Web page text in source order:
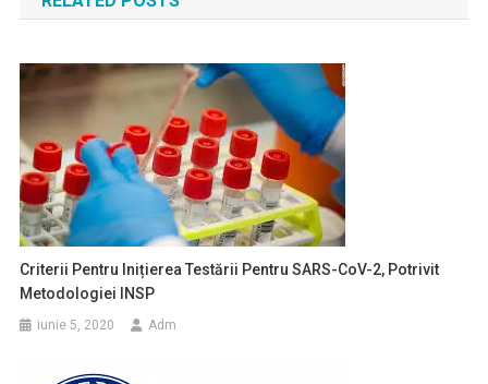
articole
Criterii Pentru Inițierea Testării Pentru SARS-CoV-2, Potrivit
Metodologiei INSP
iunie 5, 2020 Adm